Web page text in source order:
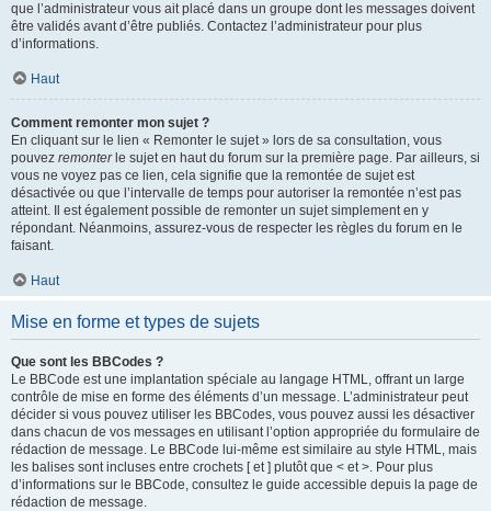
que l’administrateur vous ait placé dans un groupe dont les messages doivent
être validés avant d’être publiés. Contactez l’administrateur pour plus
d’informations.
Haut
Comment remonter mon sujet ?
En cliquant sur le lien « Remonter le sujet » lors de sa consultation, vous
pouvez remonterle sujet en haut du forum sur la première page. Par ailleurs, si
vous ne voyez pas ce lien, cela signifie que la remontée de sujet est
désactivée ou que l’intervalle de temps pour autoriser la remontée n’est pas
atteint. Il est également possible de remonter un sujet simplement en y
répondant. Néanmoins, assurez-vous de respecter les règles du forum en le
faisant.
Haut
Mise en forme et types de sujets
Que sont les BBCodes ?
Le BBCode est une implantation spéciale au langage HTML, offrant un large
contrôle de mise en forme des éléments d’un message. L’administrateur peut
décider si vous pouvez utiliser les BBCodes, vous pouvez aussi les désactiver
dans chacun de vos messages en utilisant l’option appropriée du formulaire de
rédaction de message. Le BBCode lui-même est similaire au style HTML, mais
les balises sont incluses entre crochets [ et ] plutôt que < et >. Pour plus
d’informations sur le BBCode, consultez le guide accessible depuis la page de
rédaction de message.